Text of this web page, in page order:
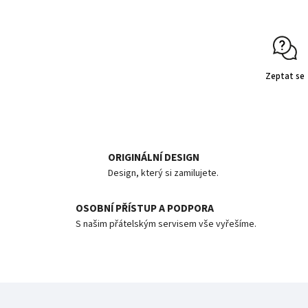
Zeptat se
ORIGINÁLNÍ DESIGN
Design, který si zamilujete.
OSOBNÍ PŘÍSTUP A PODPORA
S našim přátelským servisem vše vyřešíme.